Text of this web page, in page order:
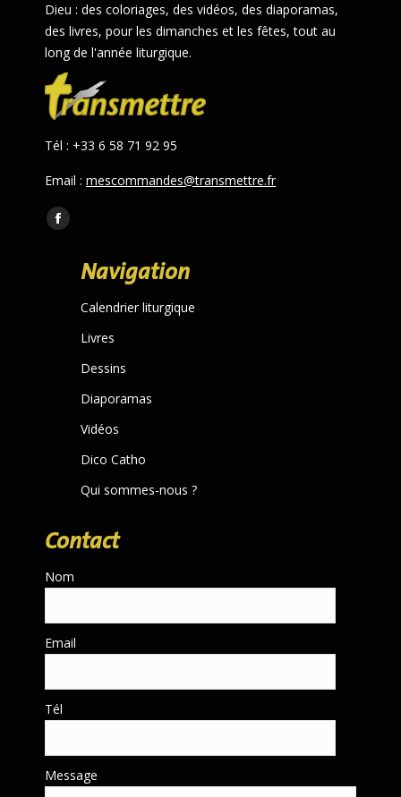
Dieu : des coloriages, des vidéos, des diaporamas,
des livres, pour les dimanches et les fêtes, tout au
long de l'année liturgique.
Tél : +33 6 58 71 92 95
Email : mescommandes@transmettre.fr
Trouvez nous sur :
Facebook
opens
window
Navigation
Calendrier liturgique
Livres
Dessins
Diaporamas
Vidéos
Dico Catho
Qui sommes-nous ?
Contact
Nom
Email
Tél
Message